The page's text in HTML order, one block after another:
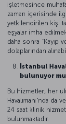
işletmesince
zaman içerisinde
yetkilendirilen kişi
eşyalar imha
daha sonra "Kayıp
dolaplarından
İstanbul
bulunuyor
Bu hizmetler, her
Havalimanı'nda da
24 saat klinik
bulunmaktadır.